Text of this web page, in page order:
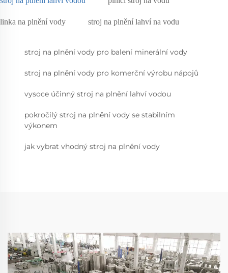
linka na plnění vody stroj na plnění lahví na vodu
stroj na plnění vody pro balení minerální vody
stroj na plnění vody pro komerční výrobu nápojů
vysoce účinný stroj na plnění lahví vodou
pokročilý stroj na plnění vody se stabilním
výkonem
jak vybrat vhodný stroj na plnění vody